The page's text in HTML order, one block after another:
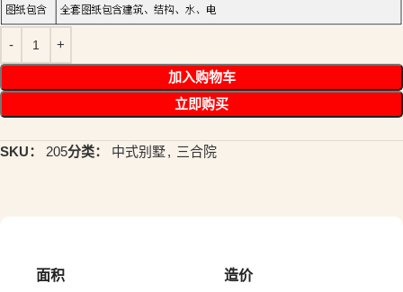
加入购物车
立即购买
SKU： 205分类： 中式别墅, 三合院
面积 造价